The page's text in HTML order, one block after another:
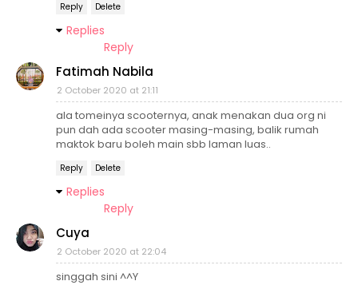
Reply Delete
Replies
Reply
Fatimah Nabila
2 October 2020 at 21:11
ala tomeinya scooternya, anak menakan dua org ni
pun dah ada scooter masing-masing, balik rumah
maktok baru boleh main sbb laman luas..
Reply Delete
Replies
Reply
Cuya
2 October 2020 at 22:04
singgah sini ^^Y